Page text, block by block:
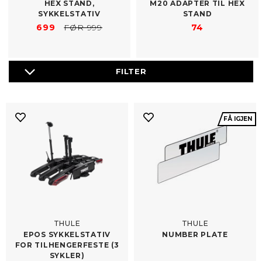
oppbevaring er. Med riktig sykkelstativ blir transporten både
enklere og tryggere – enten du skal til marka, fjellet eller
HEX STAND,
SYKKELSTATIV
699 FØR 999
M20 ADAPTER TIL HEX
STAND
74
THULE
EPOS SYKKELSTATIV
FOR TILHENGERFESTE (3
SYKLER)
FÅ IGJEN
THULE
NUMBER PLATE